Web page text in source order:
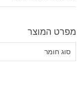
מפרט המוצר
סוג חומר